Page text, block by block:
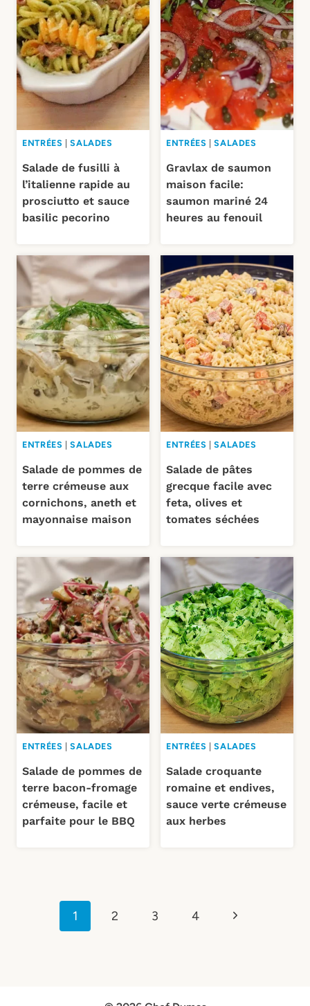
ENTRÉES |SALADES
Salade de fusilli à
l’italienne rapide au
prosciutto et sauce
basilic pecorino
ENTRÉES |SALADES
Gravlax de saumon
maison facile:
saumon mariné 24
heures au fenouil
ENTRÉES |SALADES
Salade de pommes de
terre crémeuse aux
cornichons, aneth et
mayonnaise maison
ENTRÉES |SALADES
Salade de pâtes
grecque facile avec
feta, olives et
tomates séchées
ENTRÉES |SALADES
Salade de pommes de
terre bacon-fromage
crémeuse, facile et
parfaite pour le BBQ
ENTRÉES |SALADES
Salade croquante
romaine et endives,
sauce verte crémeuse
aux herbes
1 2 3 4
Page